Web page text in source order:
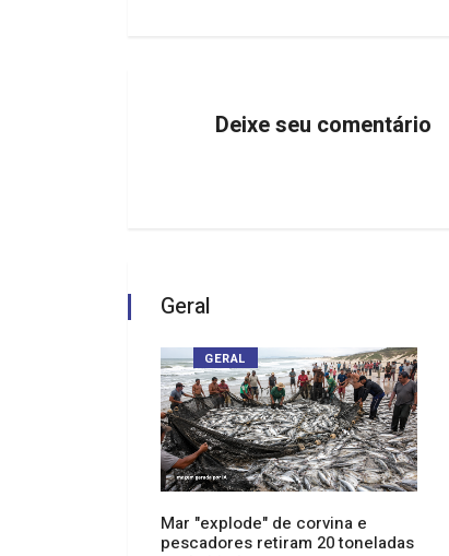
Deixe seu comentário
Geral
GERAL
Mar "explode" de corvina e
pescadores retiram 20 toneladas